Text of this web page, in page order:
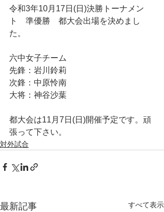
令和3年10月17日(日)決勝トーナメン
ト　準優勝　都大会出場を決めまし
た。
六中女子チーム
先鋒：岩川鈴莉
次鋒：中原怜南
大将：神谷沙葉
都大会は11月7日(日)開催予定です。頑
張って下さい。
対外試合
最新記事 すべて表示